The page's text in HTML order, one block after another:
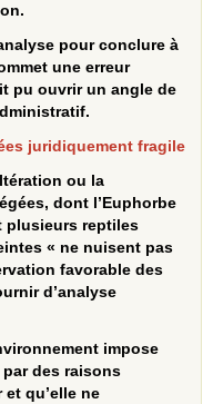
pour conclure à
une erreur
pu ouvrir un angle de
juridiquement fragile
ou la
dont l’Euphorbe
plusieurs reptiles
« ne nuisent pas
favorable des
d’analyse
impose
des raisons
qu’elle ne